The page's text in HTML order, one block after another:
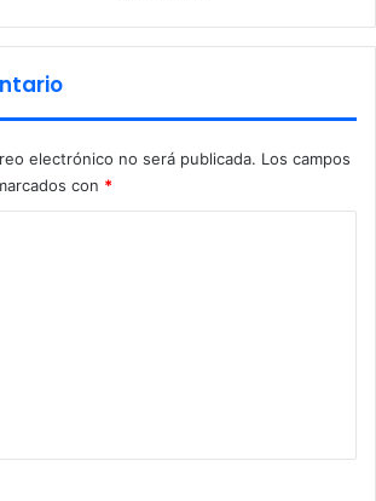
electrónico no será publicada. Los campos
con *